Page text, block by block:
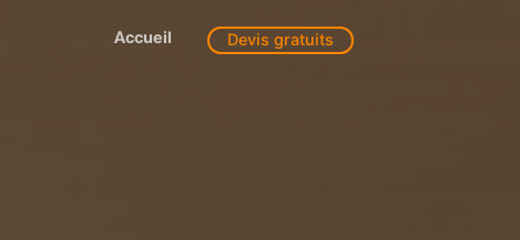
Accueil Devis gratuits